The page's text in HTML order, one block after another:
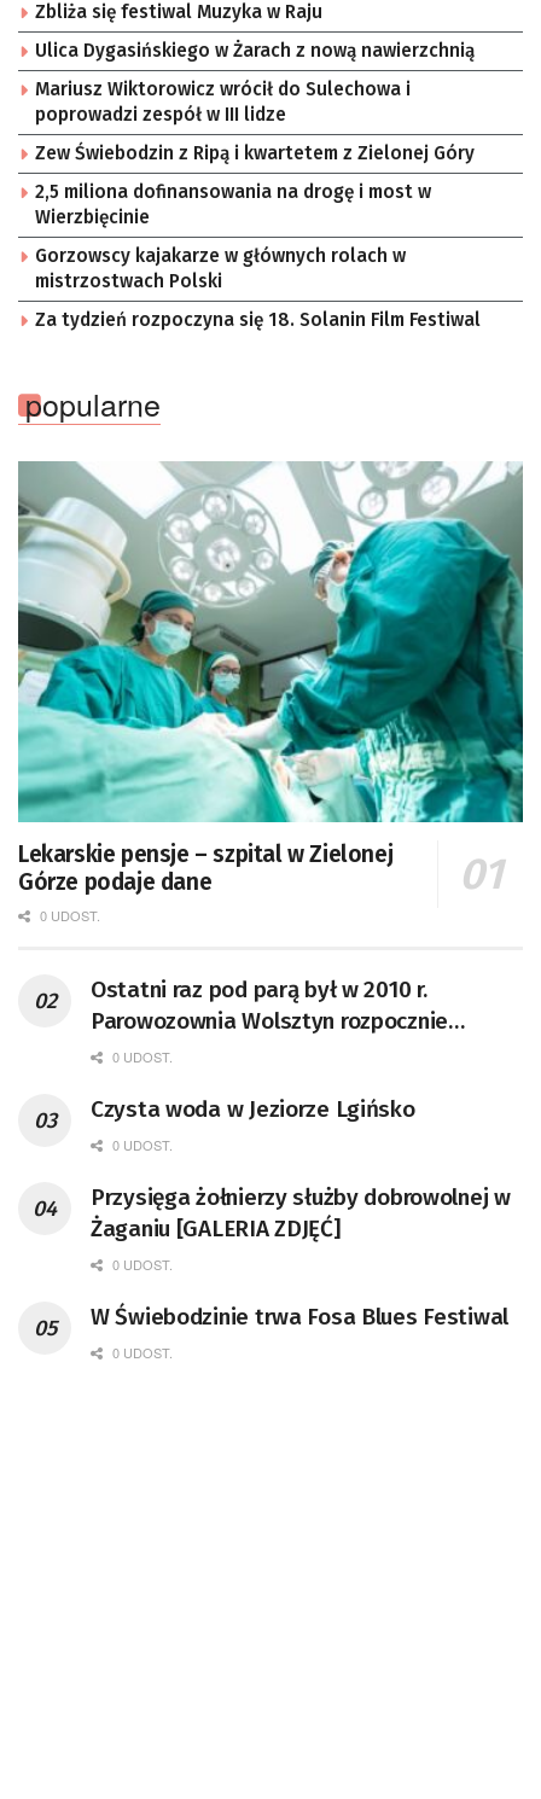
Zbliża się festiwal Muzyka w Raju
Ulica Dygasińskiego w Żarach z nową nawierzchnią
Mariusz Wiktorowicz wrócił do Sulechowa i
poprowadzi zespół w III lidze
Zew Świebodzin z Ripą i kwartetem z Zielonej Góry
2,5 miliona dofinansowania na drogę i most w
Wierzbięcinie
Gorzowscy kajakarze w głównych rolach w
mistrzostwach Polski
Za tydzień rozpoczyna się 18. Solanin Film Festiwal
popularne
Lekarskie pensje – szpital w Zielonej
Górze podaje dane
0 UDOST.
Ostatni raz pod parą był w 2010 r.
Parowozownia Wolsztyn rozpocznie
remont unikatowego Tr5-65
0 UDOST.
Czysta woda w Jeziorze Lgińsko
0 UDOST.
Przysięga żołnierzy służby dobrowolnej w
Żaganiu [GALERIA ZDJĘĆ]
0 UDOST.
W Świebodzinie trwa Fosa Blues Festiwal
0 UDOST.